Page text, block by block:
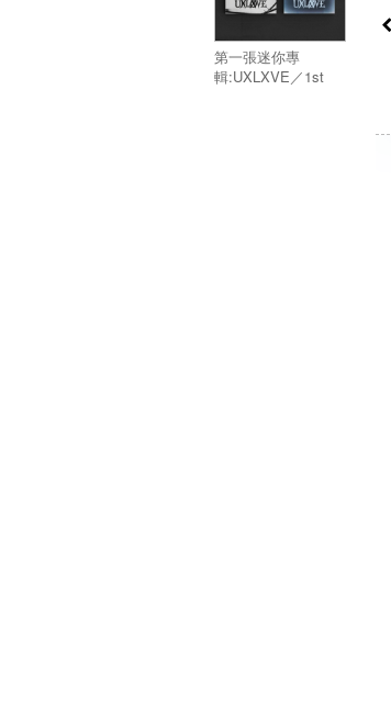
第一張迷你專
輯:UXLXVE／1st